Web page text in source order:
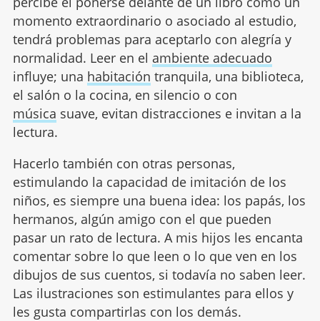
momento extraordinario o asociado al estudio,
tendrá problemas para aceptarlo con alegría y
normalidad. Leer en el ambiente adecuado
influye; una habitación tranquila, una biblioteca,
el salón o la cocina, en silencio o con
música suave, evitan distracciones e invitan a la
lectura.
Hacerlo también con otras personas,
estimulando la capacidad de imitación de los
niños, es siempre una buena idea: los papás, los
hermanos, algún amigo con el que pueden
pasar un rato de lectura. A mis hijos les encanta
comentar sobre lo que leen o lo que ven en los
dibujos de sus cuentos, si todavía no saben leer.
Las ilustraciones son estimulantes para ellos y
les gusta compartirlas con los demás.